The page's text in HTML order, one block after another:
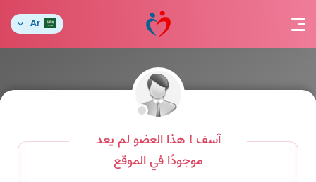
Ar
آسف ! هذا العضو لم يعد
موجودًا في الموقع